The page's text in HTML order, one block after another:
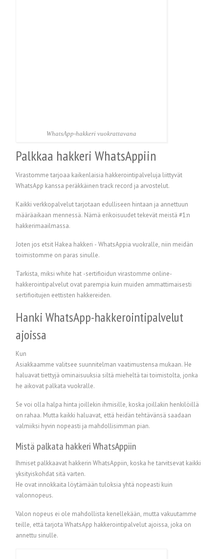
WhatsApp-hakkeri vuokrattavana
Palkkaa hakkeri WhatsAppiin
Virastomme tarjoaa kaikenlaisia hakkerointipalveluja liittyvät
WhatsApp kanssa peräkkäinen track record ja arvostelut.
Kaikki verkkopalvelut tarjotaan edulliseen hintaan ja annettuun
määräaikaan mennessä. Nämä erikoisuudet tekevät meistä #1:n
hakkerimaailmassa.
Joten jos etsit Hakea hakkeri - WhatsAppia vuokralle, niin meidän
toimistomme on paras sinulle.
Tarkista, miksi white hat -sertifioidun virastomme online-
hakkerointipalvelut ovat parempia kuin muiden ammattimaisesti
sertifioitujen eettisten hakkereiden.
Hanki WhatsApp-hakkerointipalvelut
ajoissa
Kun
Asiakkaamme valitsee suunnitelman vaatimustensa mukaan. He
haluavat tiettyjä ominaisuuksia siltä mieheltä tai toimistolta, jonka
he aikovat palkata vuokralle.
Se voi olla halpa hinta joillekin ihmisille, koska joillakin henkilöillä
on rahaa. Mutta kaikki haluavat, että heidän tehtävänsä saadaan
valmiiksi hyvin nopeasti ja mahdollisimman pian.
Mistä palkata hakkeri WhatsAppiin
Ihmiset palkkaavat hakkerin WhatsAppiin, koska he tarvitsevat kaikki
yksityiskohdat sitä varten.
He ovat innokkaita löytämään tuloksia yhtä nopeasti kuin
valonnopeus.
Valon nopeus ei ole mahdollista kenellekään, mutta vakuutamme
teille, että tarjota WhatsApp hakkerointipalvelut ajoissa, joka on
annettu sinulle.